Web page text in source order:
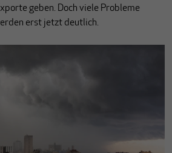
geben. Doch viele Probleme
erst jetzt deutlich.